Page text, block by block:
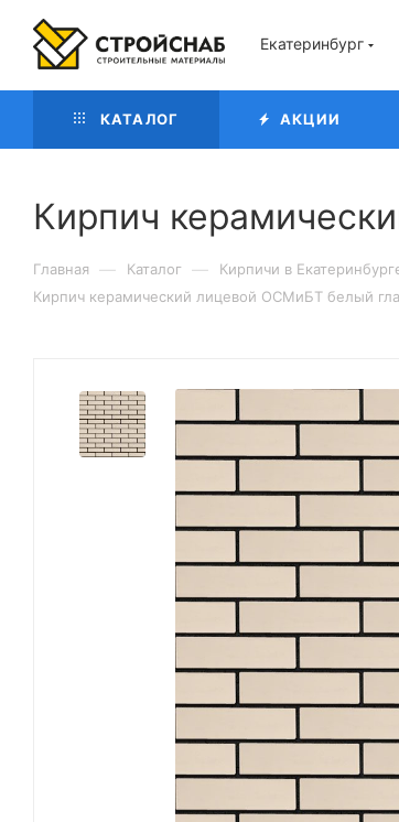
Екатеринбург
КАТАЛОГ АКЦИИ
Кирпич
Главная — Каталог — Кирпичи в
Кирпич керамический лицевой ОСМиБТ белый